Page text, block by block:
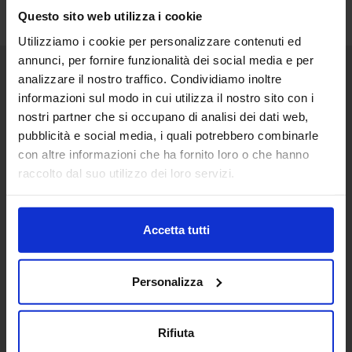
Questo sito web utilizza i cookie
Utilizziamo i cookie per personalizzare contenuti ed
annunci, per fornire funzionalità dei social media e per
analizzare il nostro traffico. Condividiamo inoltre
informazioni sul modo in cui utilizza il nostro sito con i
nostri partner che si occupano di analisi dei dati web,
pubblicità e social media, i quali potrebbero combinarle
con altre informazioni che ha fornito loro o che hanno
raccolto dal suo utilizzo dei loro servizi.
Accetta tutti
Personalizza
Rifiuta
Senaf srl
Via Eritrea 21/A
20157 | Milano | Italia
+ 39 02.332039460
In collaborazione con